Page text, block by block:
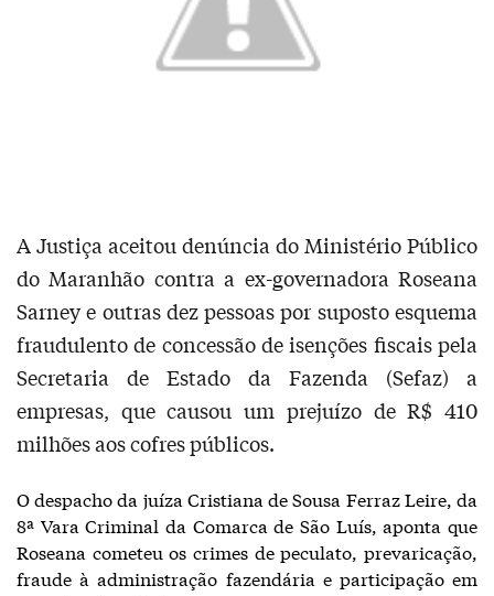
A Justiça aceitou denúncia do Ministério Público
do Maranhão contra a ex-governadora Roseana
Sarney e outras dez pessoas por suposto esquema
fraudulento de concessão de isenções fiscais pela
Secretaria de Estado da Fazenda (Sefaz) a
empresas, que causou um prejuízo de R$ 410
milhões aos cofres públicos.
O despacho da juíza Cristiana de Sousa Ferraz Leire, da
8ª Vara Criminal da Comarca de São Luís, aponta que
Roseana cometeu os crimes de peculato, prevaricação,
fraude à administração fazendária e participação em